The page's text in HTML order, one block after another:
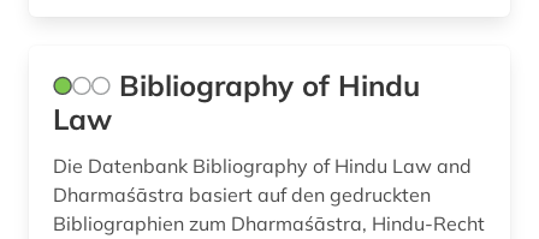
seidenstraße (1)
sibirien (1)
singapur (3)
sinologie (1)
Bibliography of Hindu
Law
Die Datenbank Bibliography of Hindu Law and
Dharmaśāstra basiert auf den gedruckten
Bibliographien zum Dharmaśāstra, Hindu-Recht